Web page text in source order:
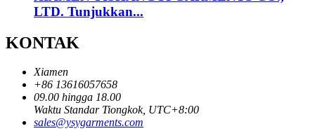
LTD. Tunjukkan...
KONTAK
Xiamen
+86 13616057658
09.00 hingga 18.00
Waktu Standar Tiongkok, UTC+8:00
sales@ysygarments.com